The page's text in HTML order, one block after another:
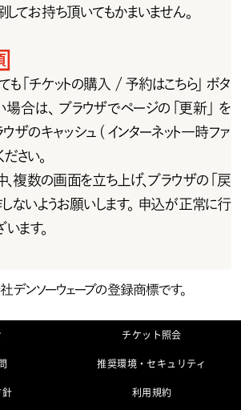
してお 持 ち 頂 いてもかまいませ ん 。
「チケットの購入 /予約はこちら」ボタ
場合は、ブラウザでページの「更新」を
ザのキャッシュ ( インターネット一時ファ
さい。
複 数 の 画 面 を 立 ち 上 げ 、ブ ラ ウ ザ の「 戻
ないようお願いします。申込が 正常に行
ます。
デンソーウェーブの登録商標です。
チケット照会
推奨環境・セキュリティ
利用規約